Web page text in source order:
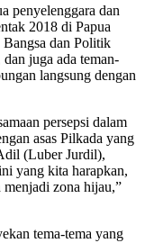
penyelenggara dan
2018 di Papua
Bangsa dan Politik
juga ada teman-
langsung dengan
persepsi dalam
asas Pilkada yang
(Luber Jurdil),
yang kita harapkan,
zona hijau,”
tema-tema yang